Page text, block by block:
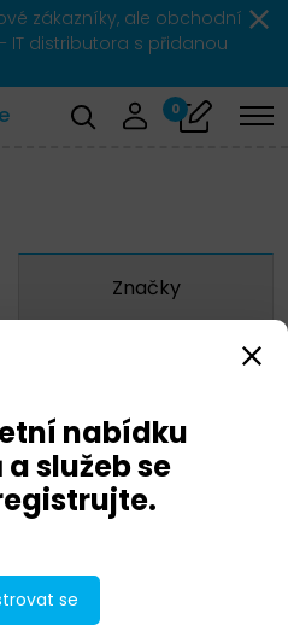
zákazníky, ale obchodní
IT distributora s přidanou
0
Značky
nabídku
služeb se
se